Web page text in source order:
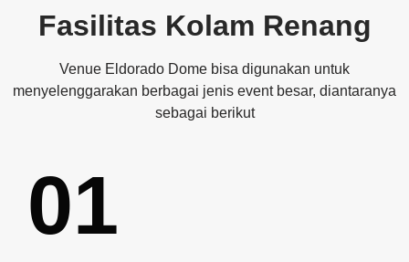
Fasilitas Kolam Renang
Venue Eldorado Dome bisa digunakan untuk
menyelenggarakan berbagai jenis event besar, diantaranya
sebagai berikut
01